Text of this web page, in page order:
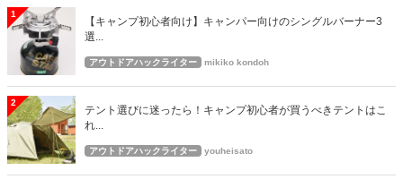
1
【キャンプ初心者向け】キャンパー向けのシングルバーナー3
選...
アウトドアハックライター mikiko kondoh
2
テント選びに迷ったら！キャンプ初心者が買うべきテントはこ
れ...
アウトドアハックライター youheisato